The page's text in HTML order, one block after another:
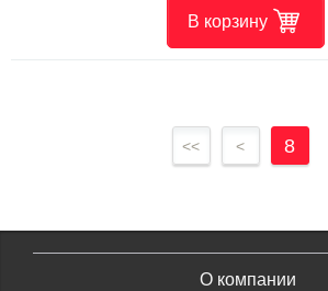
В корзину
<< < 8
О компании